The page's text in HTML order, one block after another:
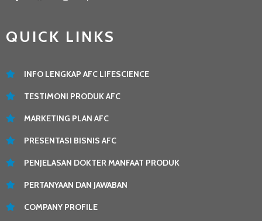
QUICK LINKS
INFO LENGKAP AFC LIFESCIENCE
TESTIMONI PRODUK AFC
MARKETING PLAN AFC
PRESENTASI BISNIS AFC
PENJELASAN DOKTER MANFAAT PRODUK
PERTANYAAN DAN JAWABAN
COMPANY PROFILE